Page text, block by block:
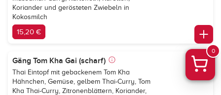
Koriander und gerösteten Zwiebeln in
Kokosmilch
15,20 €
Gäng Tom Kha Gai (scharf)
Thai Eintopf mit gebackenem Tom Kha
Hähnchen, Gemüse, gelbem Thai-Curry, Tom
Kha Thai-Curry, Zitronenblättern, Koriander,
0